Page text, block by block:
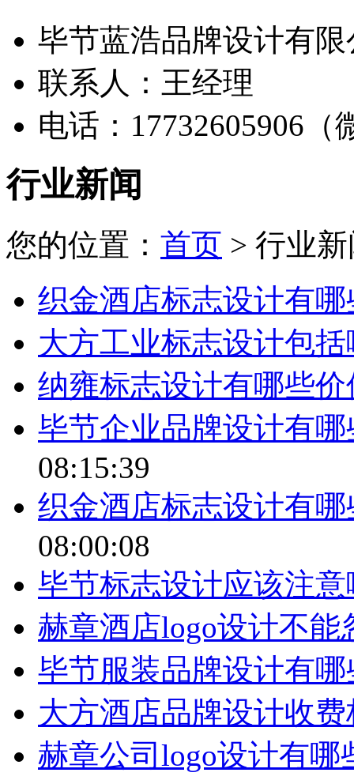
毕节蓝浩品牌设计有限
联系人：王经理
电话：17732605906（
行业新闻
您的位置： 首页 > 行业
织金酒店标志设计有
大方工业标志设计包
纳雍标志设计有哪些价
毕节企业品牌设计有
08:15:39
织金酒店标志设计有
08:00:08
毕节标志设计应该注
赫章酒店logo设计不能
毕节服装品牌设计有
大方酒店品牌设计收费
赫章公司logo设计有哪